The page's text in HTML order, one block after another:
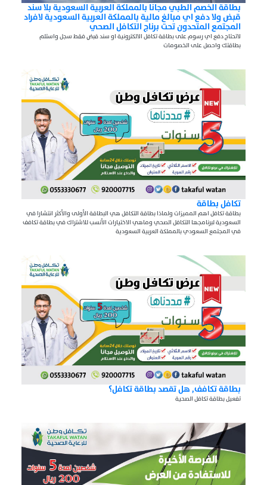
بطاقة الخصم الطبي مجانا بالمملكة العربية السعودية بلا سند
قبض ولا دفع اي مبالغ مالية بالمملكة العربية السعودية لافراد
المجتمع المتحدون تحت برناج التكافل الصحي
لاتحتاج دفع اي رسوم على بطاقة تكافل الالكترونية او سند قبض فقط سجل واستلم
بطاقتك واحصل على الخصومات
تكافل بطاقة
بطاقة تكافل اهم المميزات ولماذا بطاقة التكافل هي البطاقة الأولى والأكثر انتشارا في
السعودية لبرنامجها التكافل الصحي وماهي الاختيارات الأنسب للاشتراك في بطاقة تكافف
في المجتمع السعودي بالمملكة العربية السعودية
بطاقة تكافف, هل تقصد بطاقة تكافل؟
تفعيل بطاقة تكافل الصحية